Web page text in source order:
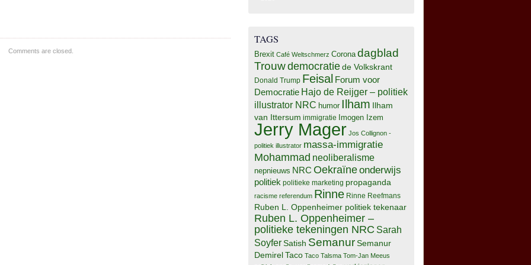
Comments are closed.
TAGS
Brexit Café Weltschmerz Corona dagblad
Trouwdemocratiede Volkskrant
Donald Trump Feisal Forum voor
Democratie Hajo de Reijger – politiek
illustrator NRC humor Ilham Ilham
van Ittersum immigratie Imogen Izem
Jerry Mager Jos Collignon -
politiek illustrator massa-immigratie
Mohammad neoliberalisme
nepnieuws NRC Oekraïneonderwijs
politiek politieke marketing propaganda
racisme referendum Rinne Rinne Reefmans
Ruben L. Oppenheimer politiek tekenaar
Ruben L. Oppenheimer –
politieke tekeningen NRC Sarah
Soyfer Satish SemanurSemanur
DemirelTaco Taco Talsma Tom-Jan Meeus